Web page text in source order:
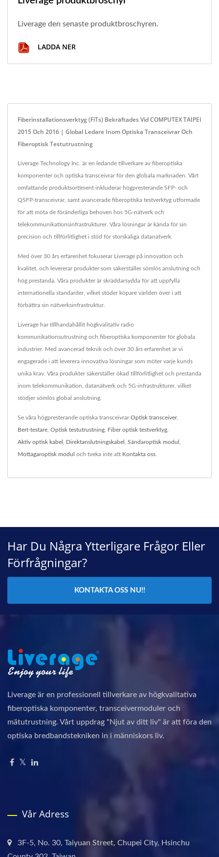
Liverage den senaste produktbroschyren.
LADDA NER
Fiberinstallationsverktyg (FiTs) Bekräftades Vid COMPUTEX TAIPEI
2015 Och 2016 | Global Ledare Inom Optiska Transceivrar Och
Fiberoptisk Testutrustning
Liverage Technology Inc. är en ledande tillverkare av fiberoptiska
komponenter och optiska transceivrar för den globala marknaden. Vårt
omfattande produktsortiment inkluderar högpresterande SFP- och
QSFP-transceivrar, samt avancerade fiberoptiska testverktyg utformade
för att möta de föränderliga behoven hos 5G-nätverk och
telekommunikationsinfrastrukturer. Våra lösningar är kända för sin
precision och tillförlitlighet i stöd för storskaliga datanätverk.
Med över 30 års erfarenhet fokuserar Liverage på innovation och
kvalitet, och levererar produkter som säkerställer sömlös anslutning och
hög prestanda. Våra produkter är skräddarsydda för att uppfylla
internationella standarder, vilket stöder köpare världen över i att
förbättra sin nätverksinfrastruktur.
Liverage har tillhandahållit högkvalitativ radio
kommunikationsutrustning och fiberoptiska komponenter för globala
industrier. Med avancerad teknik och över 30 års erfarenhet är vi
engagerade i att leverera innovativa lösningar som möter varje kunds
unika krav. Våra produkter säkerställer ökad tillförlitlighet och prestanda
inom telekommunikation, datanätverk och 5G-infrastrukturer, vilket
stödjer sömlös global anslutning.
Se våra högpresterande optiska transceivrarOptisk transceiver,
Bert-testare Optisk testutrustning Fiber optisk testverktyg
Aktiv optisk kabel Direktanslutningskabel Sändaroptisk modul
Mottagaroptisk modul och tveka inte att Kontakta oss
Har Du Några Ytterligare Frågor Eller
Förfrågningar?
KONTAKTA OSS NU!!
Liverage är en professionell tillverkare av högkvalitativa
fiberoptiska komponenter, transceivermoduler och
mätutrustning. Vårt uppdrag "Njut av ditt liv" är att föra den
optiska bredbandstekniken in i människors liv.
Vår Adress
3F-5, No. 30, Taiyuan Street, Chupei City, Hsinchu